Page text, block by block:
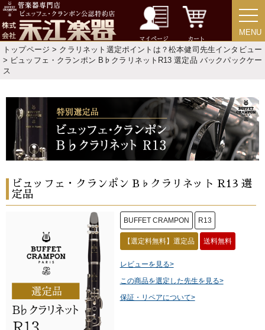
マイページ カート
MENU
MENU
トップページ > クラリネット選定ポイントは？松本健司先生インタビュー
> ビュッフェ・クランポン B♭クラリネットR13 選定品 バックパックケー
ス
ビュッフェ・クランポン B♭クラリネット R13 選
定品
BUFFET CRAMPON R13
【選定料無料】選定品 送料無料
レビューを見る>
この商品を選定した先生を見る>
保証・リペアについて>